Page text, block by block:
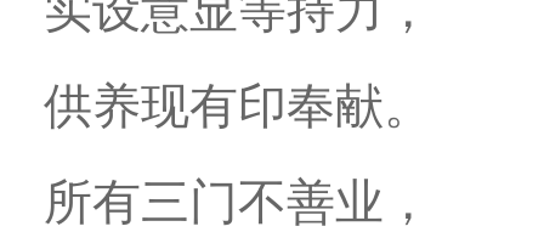
供养现有印奉献。
所有三门不善业，